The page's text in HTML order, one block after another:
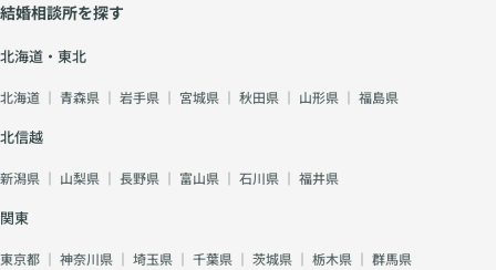
結婚相談所を探す
北海道・東北
北海道 ｜ 青森県 ｜ 岩手県 ｜ 宮城県 ｜ 秋田県 ｜ 山形県 ｜ 福島県
北信越
新潟県 ｜ 山梨県 ｜ 長野県 ｜ 富山県 ｜ 石川県 ｜ 福井県
関東
東京都 ｜ 神奈川県 ｜ 埼玉県 ｜ 千葉県 ｜ 茨城県 ｜ 栃木県 ｜ 群馬県